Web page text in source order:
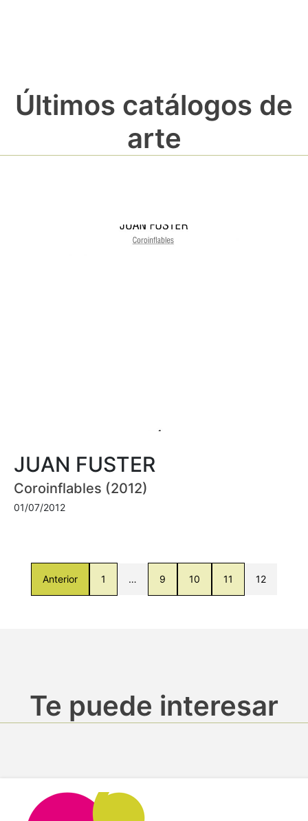
Últimos catálogos de
arte
JUAN FUSTER
Coroinflables (2012)
01/07/2012
Anterior 1 … 9 10 11 12
Te puede interesar